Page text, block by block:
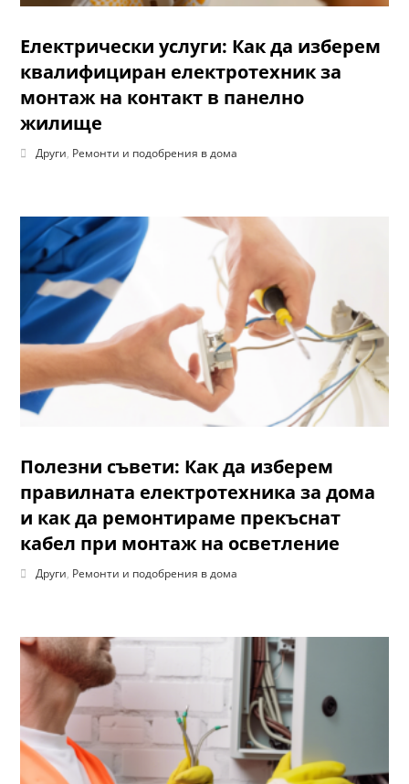
Електрически услуги: Как да изберем
квалифициран електротехник за
монтаж на контакт в панелно
жилище
Други, Ремонти и подобрения в дома
Полезни съвети: Как да изберем
правилната електротехника за дома
и как да ремонтираме прекъснат
кабел при монтаж на осветление
Други, Ремонти и подобрения в дома